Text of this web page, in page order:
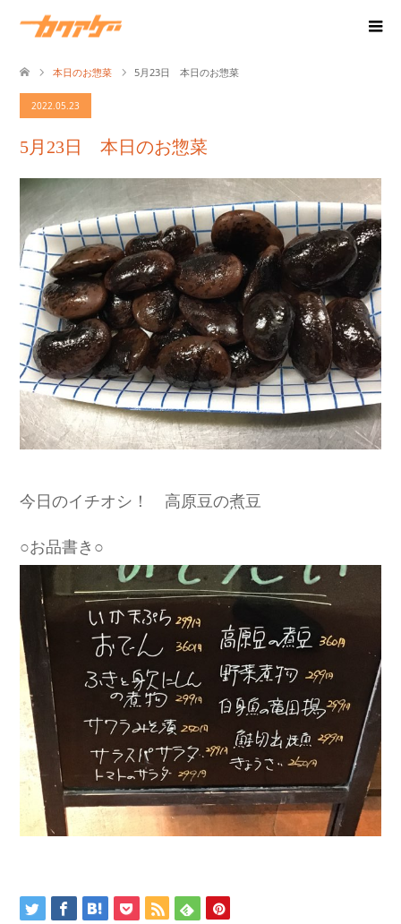
本日のお惣菜 5月23日 本日のお惣菜
2022.05.23
5月23日 本日のお惣菜
今日のイチオシ！ 高原豆の煮豆
○お品書き○